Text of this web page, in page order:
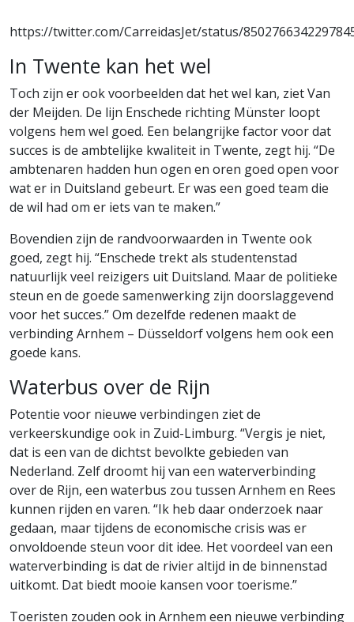
https://twitter.com/CarreidasJet/status/
In Twente kan het wel
Toch zijn er ook voorbeelden dat het wel kan, ziet Van
der Meijden. De lijn Enschede richting Münster loopt
volgens hem wel goed. Een belangrijke factor voor dat
succes is de ambtelijke kwaliteit in Twente, zegt hij. “De
ambtenaren hadden hun ogen en oren goed open voor
wat er in Duitsland gebeurt. Er was een goed team die
de wil had om er iets van te maken.”
Bovendien zijn de randvoorwaarden in Twente ook
goed, zegt hij. “Enschede trekt als studentenstad
natuurlijk veel reizigers uit Duitsland. Maar de politieke
steun en de goede samenwerking zijn doorslaggevend
voor het succes.” Om dezelfde redenen maakt de
verbinding Arnhem – Düsseldorf volgens hem ook een
goede kans.
Waterbus over de Rijn
Potentie voor nieuwe verbindingen ziet de
verkeerskundige ook in Zuid-Limburg. “Vergis je niet,
dat is een van de dichtst bevolkte gebieden van
Nederland. Zelf droomt hij van een waterverbinding
over de Rijn, een waterbus zou tussen Arnhem en Rees
kunnen rijden en varen. “Ik heb daar onderzoek naar
gedaan, maar tijdens de economische crisis was er
onvoldoende steun voor dit idee. Het voordeel van een
waterverbinding is dat de rivier altijd in de binnenstad
uitkomt. Dat biedt mooie kansen voor toerisme.”
Toeristen zouden ook in Arnhem een nieuwe verbinding